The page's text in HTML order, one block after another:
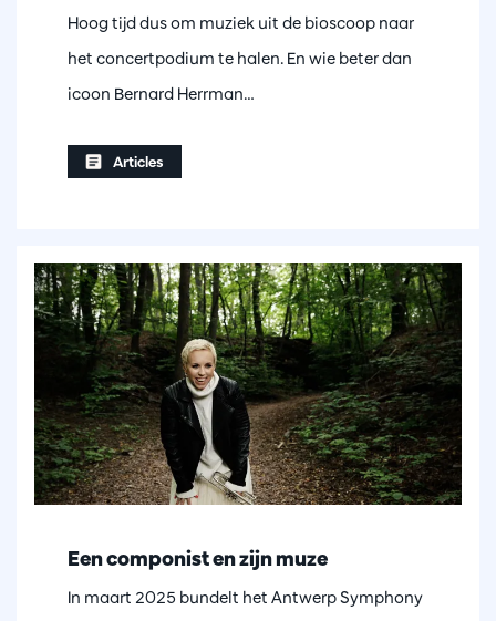
Hoog tijd dus om muziek uit de bioscoop naar
het concertpodium te halen. En wie beter dan
icoon Bernard Herrman…
Articles
Een componist en zijn muze
In maart 2025 bundelt het Antwerp Symphony